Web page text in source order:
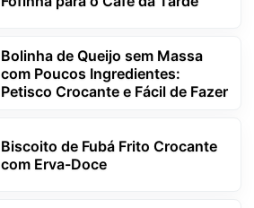
Bolinha de Queijo sem Massa
com Poucos Ingredientes:
Petisco Crocante e Fácil de Fazer
Biscoito de Fubá Frito Crocante
com Erva-Doce